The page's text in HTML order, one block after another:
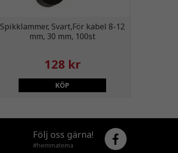
Spikklammer, Svart,För kabel 8-12
mm, 30 mm, 100st
128 kr
KÖP
Följ oss gärna!
#hemmatema